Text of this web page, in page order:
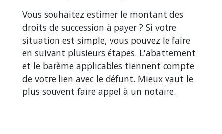
Vous souhaitez estimer le montant des
droits de succession à payer ? Si votre
situation est simple, vous pouvez le faire
en suivant plusieurs étapes. L'abattement
et le barème applicables tiennent compte
de votre lien avec le défunt. Mieux vaut le
plus souvent faire appel à un notaire.